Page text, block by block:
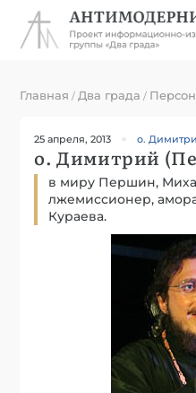
Главная / Два града /
25 апреля, 2013 о.
о. Димитрий
в миру Першин,
лжемиссионер,
Кураева.